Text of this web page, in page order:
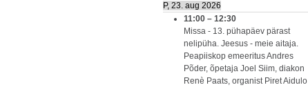
P, 23. aug 2026
11:00 – 12:30
Missa - 13. pühapäev pärast
nelipüha. Jeesus - meie aitaja.
Peapiiskop emeeritus Andres
Põder, õpetaja Joel Siim, diakon
Renè Paats, organist Piret Aidulo